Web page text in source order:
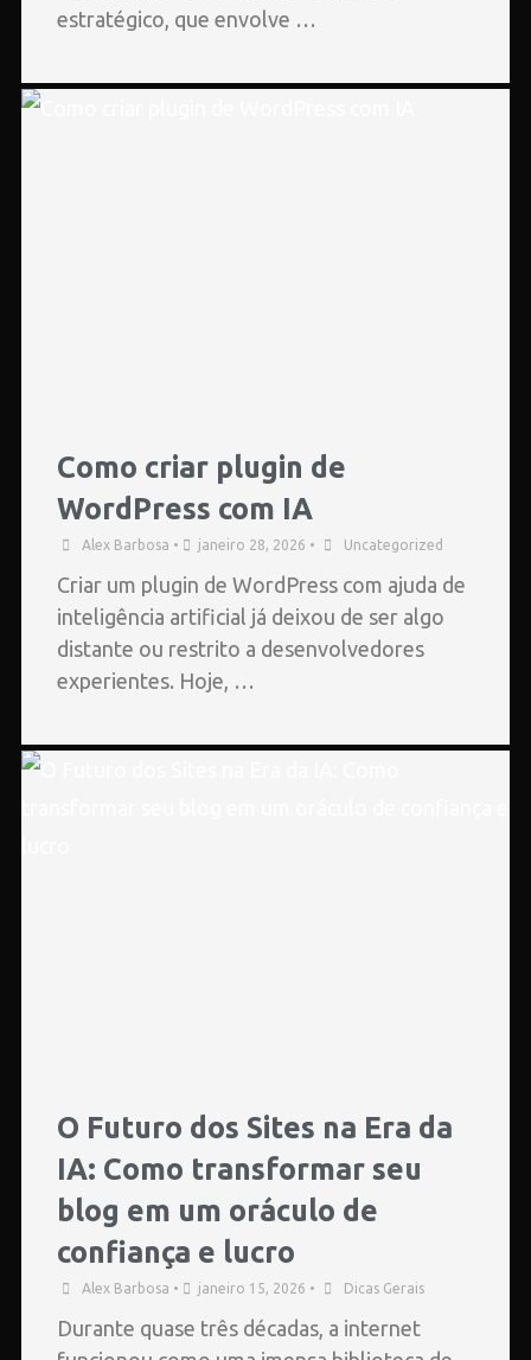
estratégico, que envolve …
Como criar plugin de
WordPress com IA
Alex Barbosa • janeiro 28, 2026 • Uncategorized
Criar um plugin de WordPress com ajuda de
inteligência artificial já deixou de ser algo
distante ou restrito a desenvolvedores
experientes. Hoje, …
O Futuro dos Sites na Era da
IA: Como transformar seu
blog em um oráculo de
confiança e lucro
Alex Barbosa • janeiro 15, 2026 • Dicas Gerais
Durante quase três décadas, a internet